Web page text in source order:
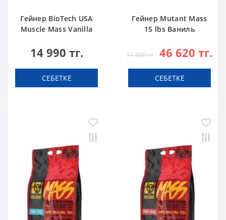
Гейнер BioTech USA
Muscle Mass Vanilla
14 990 тг.
СЕБЕТКЕ
Гейнер Mutant Mass
15 lbs Ваниль
51 800 тг. 46 620 тг.
СЕБЕТКЕ